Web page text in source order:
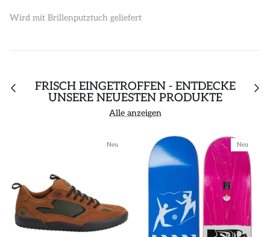
Wird mit Brillenputztuch geliefert
FRISCH EINGETROFFEN - ENTDECKE
UNSERE NEUESTEN PRODUKTE
Alle anzeigen
Neu Neu